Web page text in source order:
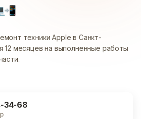
📲
техники Apple в Санкт-
12 месяцев на выполненные работы
34-68